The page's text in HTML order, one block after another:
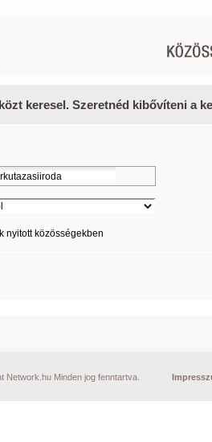
keresel. Szeretnéd kibővíteni a
nyitott közösségekben
Network.hu Minden jog fenntartva.